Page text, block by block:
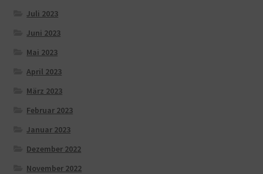
Juli 2023
Juni 2023
Mai 2023
April 2023
März 2023
Februar 2023
Januar 2023
Dezember 2022
November 2022